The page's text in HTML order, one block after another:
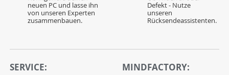
neuen PC und lasse ihn
von unseren Experten
zusammenbauen.
Defekt - Nutze
unseren
Rücksendeassistenten.
SERVICE: MINDFACTORY: